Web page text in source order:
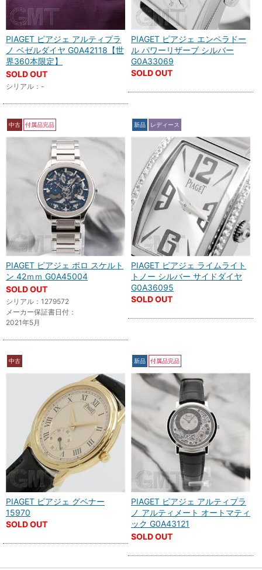
PIAGET ピアジェ アルティプラ
ノ ベゼルダイヤ G0A42118【世
界360本限定】
SOLD OUT
シリアル：-
PIAGET ピアジェ エンペラドー
ル パワーリザーブ シルバー
G0A33069
SOLD OUT
中古 付属品完品
PIAGET ピアジェ ポロ スケルト
ン 42ｍｍ G0A45004
SOLD OUT
シリアル：1279572
メーカー保証書日付：
2021年5月
新品 レディース
PIAGET ピアジェ ライムライト
トノー シルバー サイドダイヤ
G0A36095
SOLD OUT
中古
PIAGET ピアジェ グベナー
15970
SOLD OUT
新品 付属品完品
PIAGET ピアジェ アルティプラ
ノ アルティメート オートマティ
ック G0A43121
SOLD OUT